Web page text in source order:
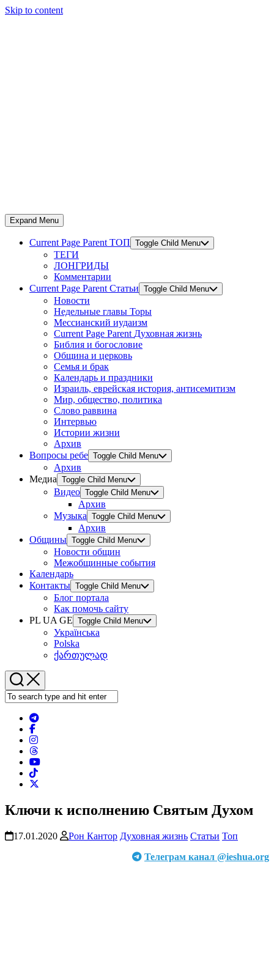
Skip to content
Expand Menu
Current Page Parent ТОП Toggle Child Menu
ТЕГИ
ЛОНГРИДЫ
Комментарии
Current Page Parent Статьи Toggle Child Menu
Новости
Недельные главы Торы
Мессианский иудаизм
Current Page Parent Духовная жизнь
Библия и богословие
Община и церковь
Семья и брак
Календарь и праздники
Израиль, еврейская история, антисемитизм
Мир, общество, политика
Слово раввина
Интервью
Истории жизни
Архив
Вопросы ребе Toggle Child Menu
Архив
Медиа Toggle Child Menu
Видео Toggle Child Menu
Архив
Музыка Toggle Child Menu
Архив
Общины Toggle Child Menu
Новости общин
Межобщинные события
Календарь
Контакты Toggle Child Menu
Блог портала
Как помочь сайту
PL UA GE Toggle Child Menu
Українська
Polska
ქართულად
Ключи к исполнению Святым Духом
17.01.2020 Рон Кантор Духовная жизнь Статьи Топ
Телеграм канал @ieshua.org